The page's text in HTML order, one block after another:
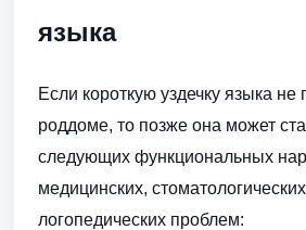
языка
Если короткую уздечку языка не
роддоме, то позже она может
следующих функциональных
медицинских,
логопедических проблем: